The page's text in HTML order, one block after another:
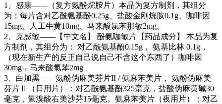
1、感康——（复方氨酚烷胺片）本品为复方制剂，其组分
为：每片含对乙酰氨基酚0.25g、盐酸金刚烷胺0.1g、咖啡因
15mg、人工牛黄10mg、马来酸氯苯那敏2mg。
2、克感敏——【中文名】 酚氨咖敏片【药品成分】 本品为复
方制剂，其组分为： 对乙酰氨基酚0.15g， 氨基比林 0.1g，
（现在新生产的反正自己说自己不含这个东西了）咖啡因
30mg，马来酸氯苯2mg
3、白加黑——氨酚伪麻美芬片II / 氨麻苯美片， 氨酚伪麻美
芬片Ⅱ（日用片）：对乙酰氨基酚325毫克，盐酸伪麻黄碱30
毫克，氢溴酸右美沙芬15毫克。氨麻苯美片（夜用片）：对乙